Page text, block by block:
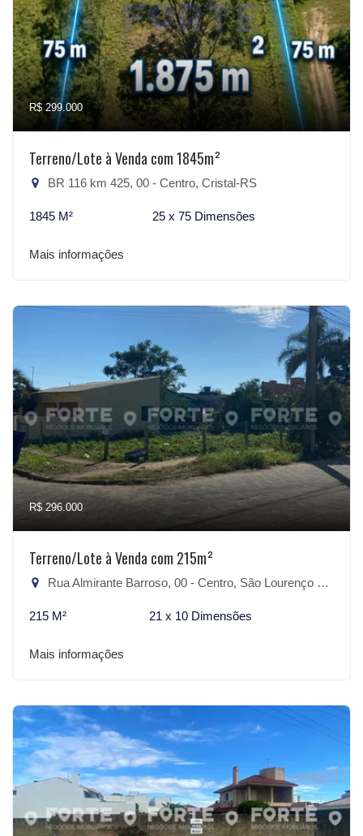
R$ 299.000
Terreno/Lote à Venda com 1845m²
BR 116 km 425, 00 - Centro, Cristal-RS
1845 M² 25 x 75 Dimensões
Mais informações
R$ 296.000
Terreno/Lote à Venda com 215m²
Rua Almirante Barroso, 00 - Centro, São Lourenço do Sul-RS
215 M² 21 x 10 Dimensões
Mais informações